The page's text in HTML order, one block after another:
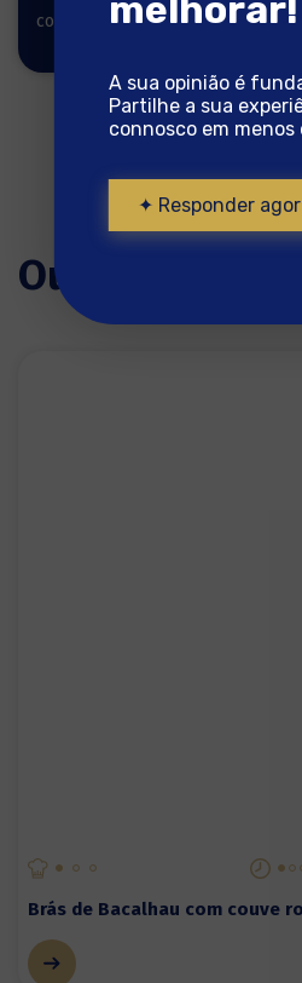
cozinhar
Outras receitas
Brás de Bacalhau com couve
A sua opinião é
Partilhe a sua
connosco em
✦ Responder